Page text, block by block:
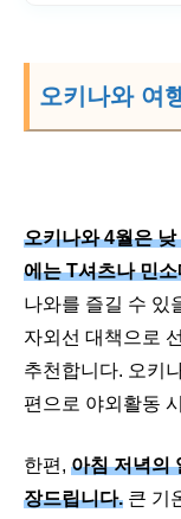
오키나와 여
오키나와 4월은
에는 T셔츠나 민
나와를 즐길 수 있
자외선 대책으로
추천합니다. 오키
편으로 야외활동
한편, 아침 저녁의
장드립니다. 큰 기